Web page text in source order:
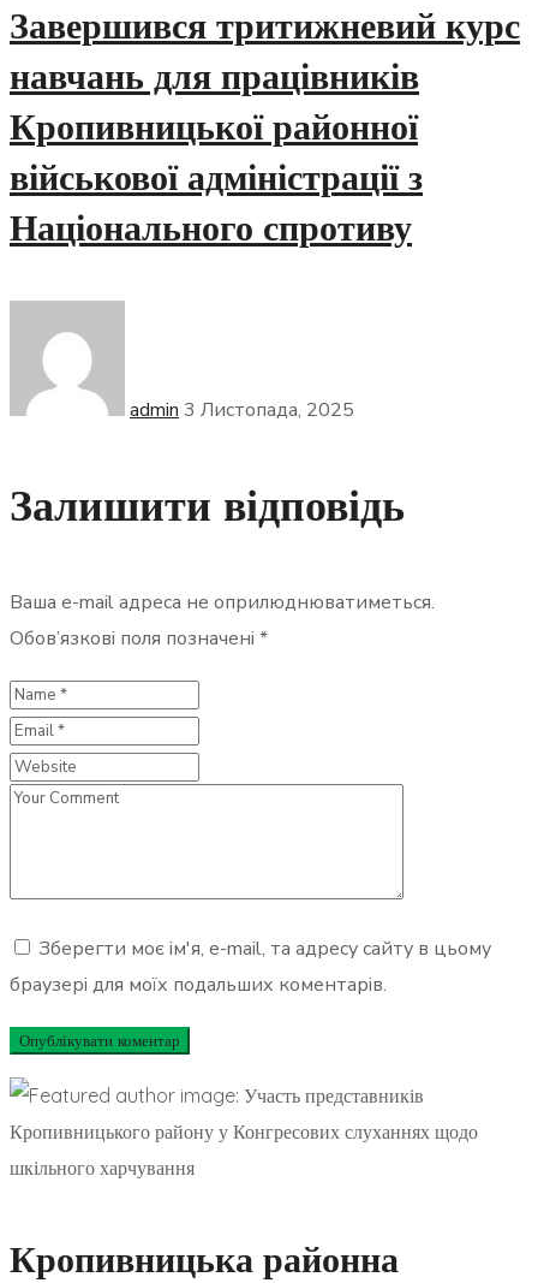
Завершився тритижневий курс
навчань для працівників
Кропивницької районної
військової адміністрації з
Національного спротиву
admin 3 Листопада, 2025
Залишити відповідь
Ваша e-mail адреса не оприлюднюватиметься.
Обов’язкові поля позначені *
Зберегти моє ім'я, e-mail, та адресу сайту в цьому
браузері для моїх подальших коментарів.
Кропивницька районна